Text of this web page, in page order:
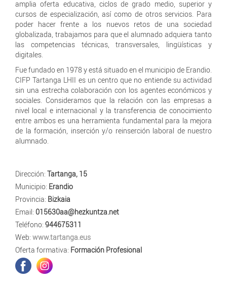
amplia oferta educativa, ciclos de grado medio, superior y
cursos de especialización, así como de otros servicios. Para
poder hacer frente a los nuevos retos de una sociedad
globalizada, trabajamos para que el alumnado adquiera tanto
las competencias técnicas, transversales, lingüísticas y
digitales.
Fue fundado en 1978 y está situado en el municipio de Erandio.
CIFP Tartanga LHII es un centro que no entiende su actividad
sin una estrecha colaboración con los agentes económicos y
sociales. Consideramos que la relación con las empresas a
nivel local e internacional y la transferencia de conocimiento
entre ambos es una herramienta fundamental para la mejora
de la formación, inserción y/o reinserción laboral de nuestro
alumnado.
Dirección: Tartanga, 15
Municipio: Erandio
Provincia: Bizkaia
Email: 015630aa@hezkuntza.net
Teléfono: 944675311
Web: www.tartanga.eus
Oferta formativa: Formación Profesional